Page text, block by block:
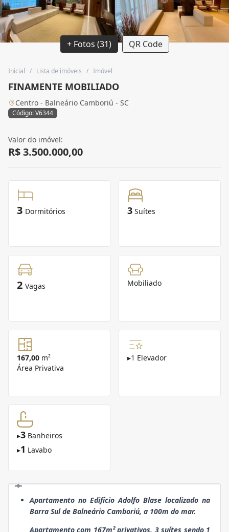
+ Fotos (31) QR Code
Inicial / Lista de imóveis / Imóvel
FINAMENTE MOBILIADO
Centro - Balneário Camboriú - SC
Código: V6344
Valor do imóvel:
R$ 3.500.000,00
3 Dormitórios 3 Suítes
2 Vagas Mobiliado
167,00 m²
Área Privativa
▸1 Elevador
▸3 Banheiros
▸1 Lavabo
Apartamento no Edifício Adolfo Blase localizado na
Barra Sul de Balneário Camboriú, a 100m do mar.
Apartamento com 167m² privativos, 3 suítes sendo 1